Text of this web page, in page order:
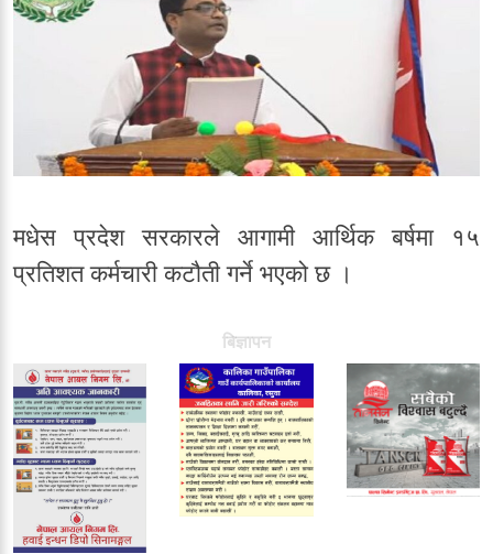
मधेस प्रदेश सरकारले आगामी आर्थिक बर्षमा १५
प्रतिशत कर्मचारी कटौती गर्ने भएको छ ।
बिज्ञापन